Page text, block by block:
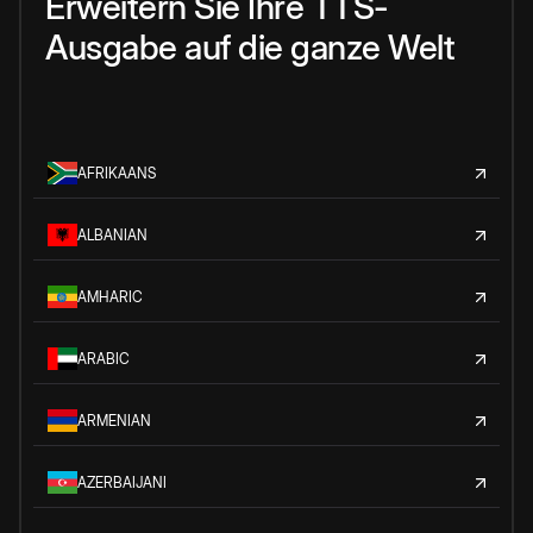
Ausgabe auf die ganze Welt
AFRIKAANS
ALBANIAN
AMHARIC
ARABIC
ARMENIAN
AZERBAIJANI